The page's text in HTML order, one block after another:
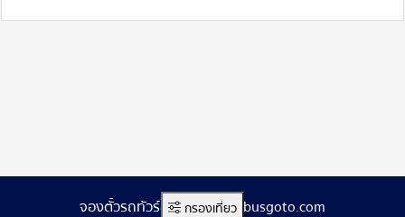
กรองเที่ยว
จองตั๋วรถทัวร์ออนไลน์ www.busgoto.com